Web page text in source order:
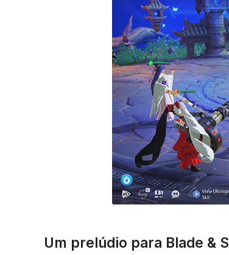
Um prelúdio para Blade &